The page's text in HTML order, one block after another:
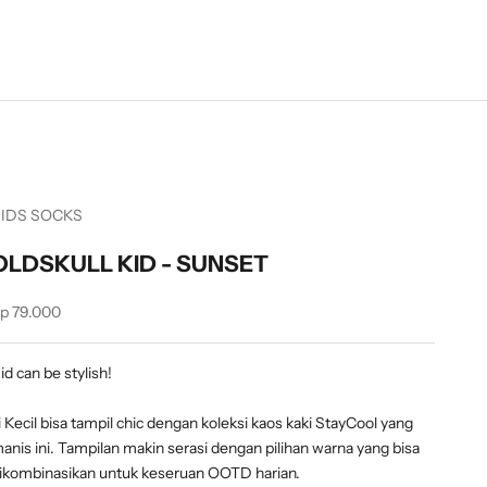
SOCKS
KID - SUNSET
price
79.000
can be stylish!
Kecil bisa tampil chic dengan koleksi kaos kaki StayCool yang
ini. Tampilan makin serasi dengan pilihan warna yang bisa
untuk keseruan OOTD harian.